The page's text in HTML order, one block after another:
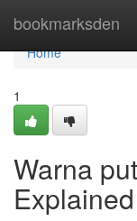
bookmarksden
Home
Home
1
Warna
Explained